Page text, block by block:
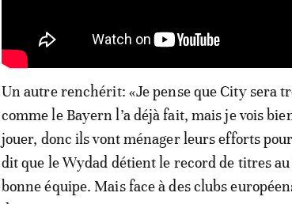
Un autre renchérit: «Je pense que City sera
comme le Bayern l’a déjà fait, mais je vois
jouer, donc ils vont ménager leurs efforts
dit que le Wydad détient le record de titres
bonne équipe. Mais face à des clubs